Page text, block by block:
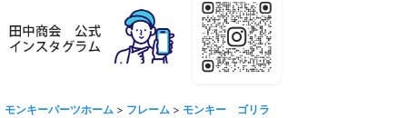
モンキーパーツホーム > フレーム > モンキー ゴリラ